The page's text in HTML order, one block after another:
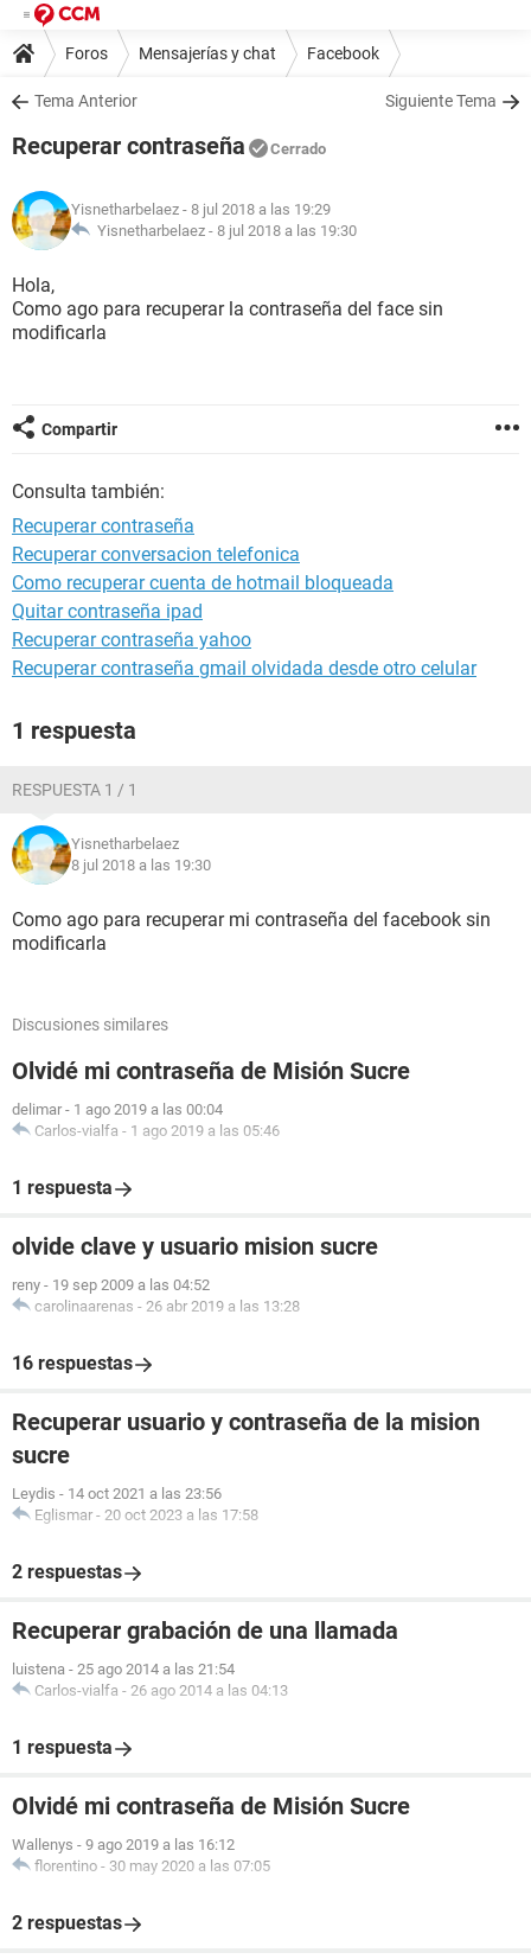
Foros Mensajerías y chat Facebook
Tema Anterior Siguiente Tema
Recuperar contraseña Cerrado
Yisnetharbelaez - 8 jul 2018 a las 19:29
Yisnetharbelaez - 8 jul 2018 a las 19:30
Hola,
Como ago para recuperar la contraseña del face sin
modificarla
Compartir
Consulta también:
Recuperar contraseña
Recuperar conversacion telefonica
Como recuperar cuenta de hotmail bloqueada
Quitar contraseña ipad
Recuperar contraseña yahoo
Recuperar contraseña gmail olvidada desde otro celular
1 respuesta
RESPUESTA 1 / 1
Yisnetharbelaez
8 jul 2018 a las 19:30
Como ago para recuperar mi contraseña del facebook sin
modificarla
Discusiones similares
Olvidé mi contraseña de Misión Sucre
delimar - 1 ago 2019 a las 00:04
Carlos-vialfa - 1 ago 2019 a las 05:46
1 respuesta
olvide clave y usuario mision sucre
reny - 19 sep 2009 a las 04:52
carolinaarenas - 26 abr 2019 a las 13:28
16 respuestas
Recuperar usuario y contraseña de la mision
sucre
Leydis - 14 oct 2021 a las 23:56
Eglismar - 20 oct 2023 a las 17:58
2 respuestas
Recuperar grabación de una llamada
luistena - 25 ago 2014 a las 21:54
Carlos-vialfa - 26 ago 2014 a las 04:13
1 respuesta
Olvidé mi contraseña de Misión Sucre
Wallenys - 9 ago 2019 a las 16:12
florentino - 30 may 2020 a las 07:05
2 respuestas